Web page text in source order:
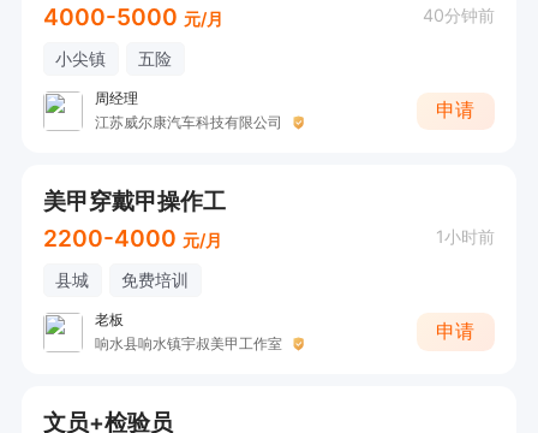
4000-5000 元/月 40分钟前
小尖镇 五险
周经理
江苏威尔康汽车科技有限公司
申请
美甲穿戴甲操作工
2200-4000 元/月 1小时前
县城 免费培训
老板
响水县响水镇宇叔美甲工作室
申请
文员+检验员